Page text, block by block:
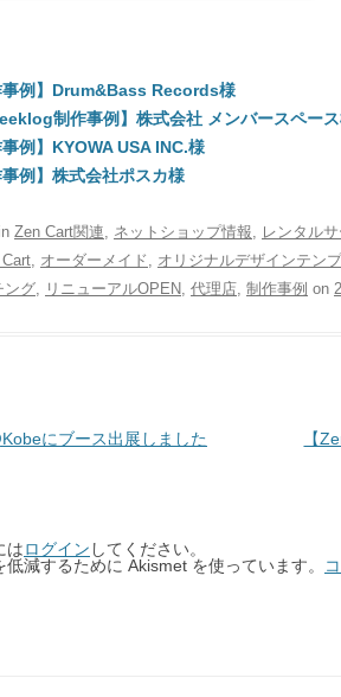
事例】Drum&Bass Records様
制作事例】株式会社 メンバースペー
例】KYOWA USA INC.様
事例】株式会社ポスカ様
Zen Cart関連, ネットショップ情報, レンタル
, オーダーメイド , オリジナルデザインテン
ング, リニューアルOPEN, 代理店, 制作事例 on
にブース出展しました 【
はログイン してください。
減するために Akismet を使っています。